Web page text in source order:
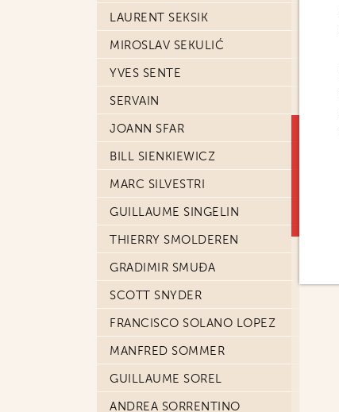
LAURENT SEKSIK
MIROSLAV SEKULIĆ
YVES SENTE
SERVAIN
JOANN SFAR
BILL SIENKIEWICZ
MARC SILVESTRI
GUILLAUME SINGELIN
THIERRY SMOLDEREN
GRADIMIR SMUĐA
SCOTT SNYDER
FRANCISCO SOLANO LOPEZ
MANFRED SOMMER
GUILLAUME SOREL
ANDREA SORRENTINO